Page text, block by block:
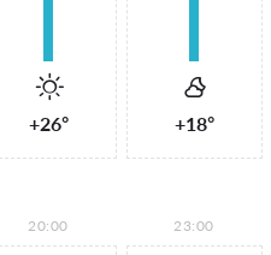
+26° +18°
20:00 23:00